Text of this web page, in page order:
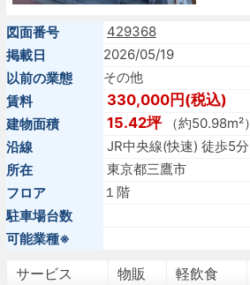
図面番号
429368
掲載日
2026/05/19
以前の業態
その他
賃料
330,000円(税込)
建物面積 15.42坪（約50.98m²）
沿線
JR中央線(快速) 徒歩5分
所在
東京都三鷹市
フロア
１階
駐車場台数
可能業種※
サービス 物販 軽飲食